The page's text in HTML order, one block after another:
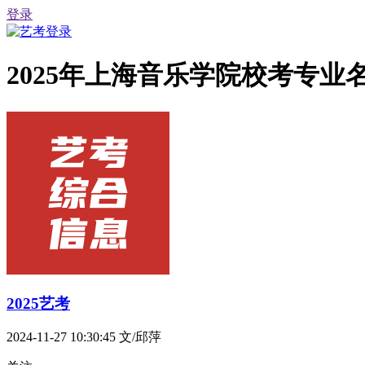
登录
2025年上海音乐学院校考专业
2025艺考
2024-11-27 10:30:45 文/邱萍